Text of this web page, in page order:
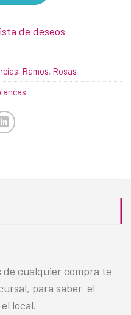
de deseos
, Ramos, Rosas
de cualquier compra te
para saber el
local.